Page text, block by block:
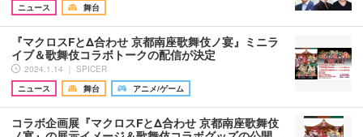
ニュース
舞台
『マクロスFとΔ合わせ 京都南座歌舞伎ノ宴』ミニラ
イブ＆歌舞伎コラボトークの配信が決定
2024.1.14 ｜ SPICER
ニュース
舞台 アニメ/ゲーム
コラボ企画展『マクロスFとΔ合わせ 京都南座歌舞伎